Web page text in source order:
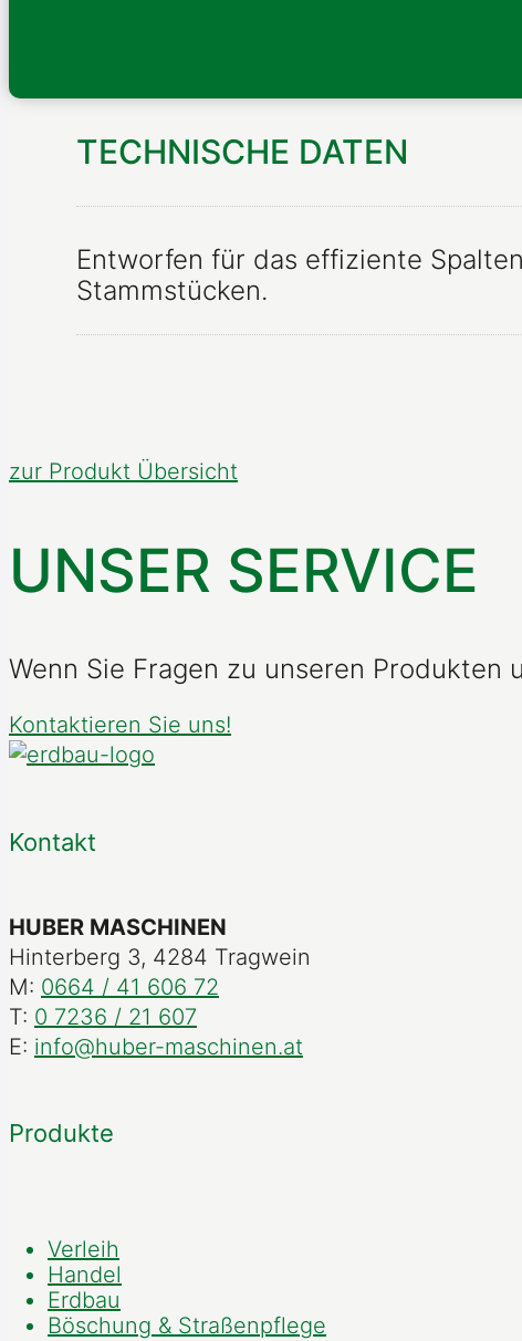
TECHNISCHE DATEN
Entworfen für das effiziente
Stammstücken.
zur Produkt Übersicht
UNSER SERVICE
Wenn Sie Fragen zu unseren
Kontaktieren Sie uns!
Kontakt
HUBER MASCHINEN
Hinterberg 3, 4284 Tragwein
M: 0664 / 41 606 72
T: 0 7236 / 21 607
E: info@huber-maschinen.at
Produkte
Verleih
Handel
Erdbau
Böschung & Straßenpflege